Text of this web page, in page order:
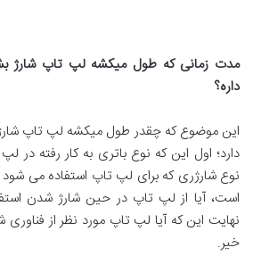
مدت زمانی که طول میکشه لپ تاپ شارژ
داره؟
این موضوع که چقدر طول میکشه لپ تاپ
دارد؛ اول این که نوع باتری به کار رفته
نوع شارژری که برای لپ تاپ استفاده می
است، آیا از لپ تاپ در حین شارژ شدن
نهایت این که آیا لپ تاپ مورد نظر از فناوری
خیر.